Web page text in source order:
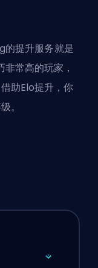
的提升服务就是
非常高的玩家，
助Elo提升 ，你
。